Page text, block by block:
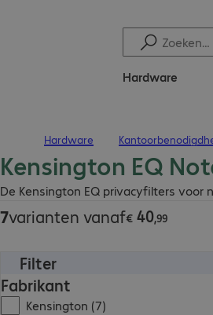
Hardware
Hardware
Kensington EQ
De Kensington EQ privacyfilters voor
7varianten vanaf€ 40,99
€ 40,99
Filter
Fabrikant
Kensington (7)